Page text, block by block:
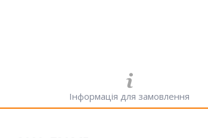
Інформація для замовлення